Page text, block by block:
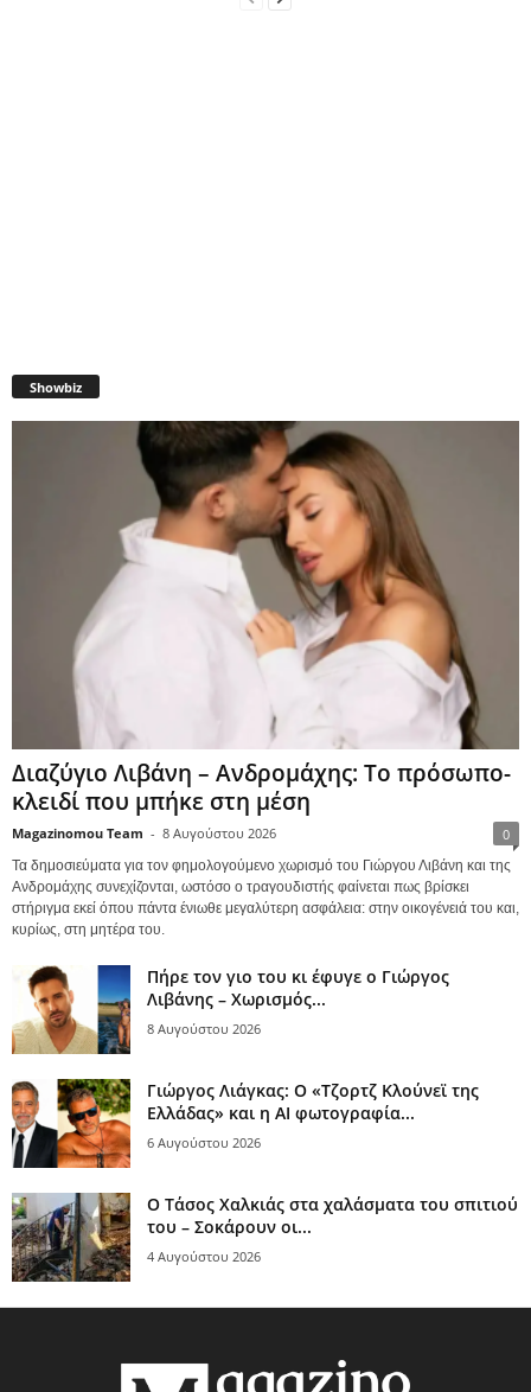
Showbiz
Διαζύγιο Λιβάνη – Ανδρομάχης: Το πρόσωπο-
κλειδί που μπήκε στη μέση
Magazinomou Team - 8 Αυγούστου 2026 0
Τα δημοσιεύματα για τον φημολογούμενο χωρισμό του Γιώργου Λιβάνη και της
Ανδρομάχης συνεχίζονται, ωστόσο ο τραγουδιστής φαίνεται πως βρίσκει
στήριγμα εκεί όπου πάντα ένιωθε μεγαλύτερη ασφάλεια: στην οικογένειά του και,
κυρίως, στη μητέρα του.
Πήρε τον γιο του κι έφυγε ο Γιώργος
Λιβάνης – Χωρισμός...
8 Αυγούστου 2026
Γιώργος Λιάγκας: Ο «Τζορτζ Κλούνεϊ της
Ελλάδας» και η AI φωτογραφία...
6 Αυγούστου 2026
Ο Τάσος Χαλκιάς στα χαλάσματα του σπιτιού
του – Σοκάρουν οι...
4 Αυγούστου 2026